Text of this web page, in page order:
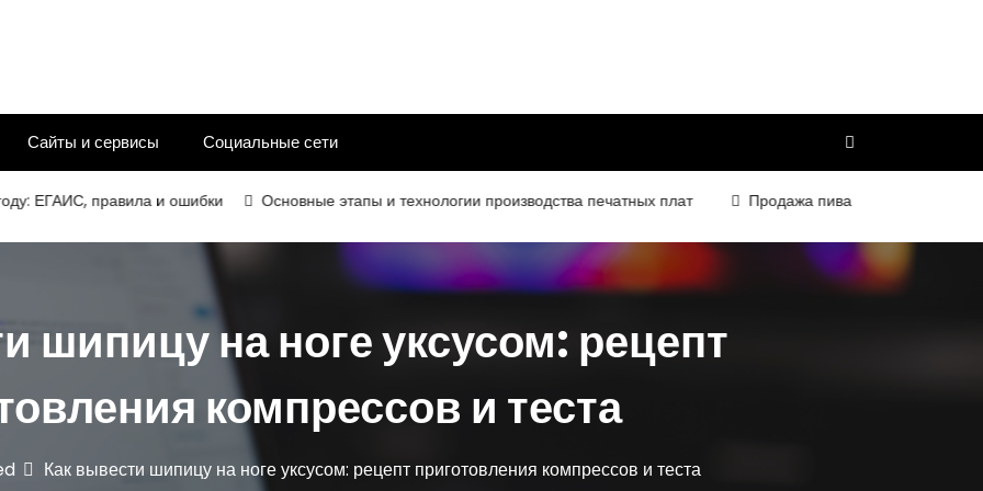
Сайты и сервисы Социальные сети
ЕГАИС, правила и ошибки Основные этапы и технологии производства печатных плат Продажа пива и
шипицу на ноге уксусом: рецепт
компрессов и теста
Как вывести шипицу на ноге уксусом: рецепт приготовления компрессов и теста